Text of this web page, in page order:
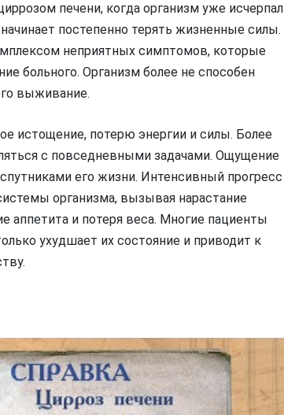
печени, когда организм уже исчерпал
постепенно терять жизненные силы.
неприятных симптомов, которые
больного. Организм более не способен
выживание.
истощение, потерю энергии и силы. Более
с повседневными задачами. Ощущение
его жизни. Интенсивный прогресс
организма, вызывая нарастание
аппетита и потеря веса. Многие пациенты
ухудшает их состояние и приводит к